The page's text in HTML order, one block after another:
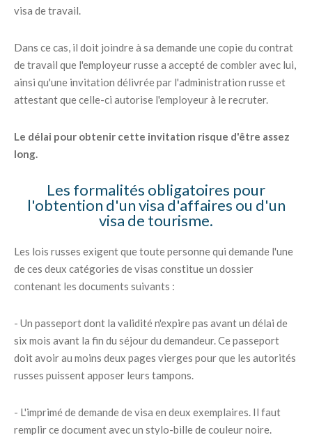
visa de travail.
Dans ce cas, il doit joindre à sa demande une copie du contrat
de travail que l'employeur russe a accepté de combler avec lui,
ainsi qu'une invitation délivrée par l'administration russe et
attestant que celle-ci autorise l'employeur à le recruter.
Le délai pour obtenir cette invitation risque d'être assez
long.
Les formalités obligatoires pour
l'obtention d'un visa d'affaires ou d'un
visa de tourisme.
Les lois russes exigent que toute personne qui demande l'une
de ces deux catégories de visas constitue un dossier
contenant les documents suivants :
- Un passeport dont la validité n'expire pas avant un délai de
six mois avant la fin du séjour du demandeur. Ce passeport
doit avoir au moins deux pages vierges pour que les autorités
russes puissent apposer leurs tampons.
- L'imprimé de demande de visa en deux exemplaires. Il faut
remplir ce document avec un stylo-bille de couleur noire.